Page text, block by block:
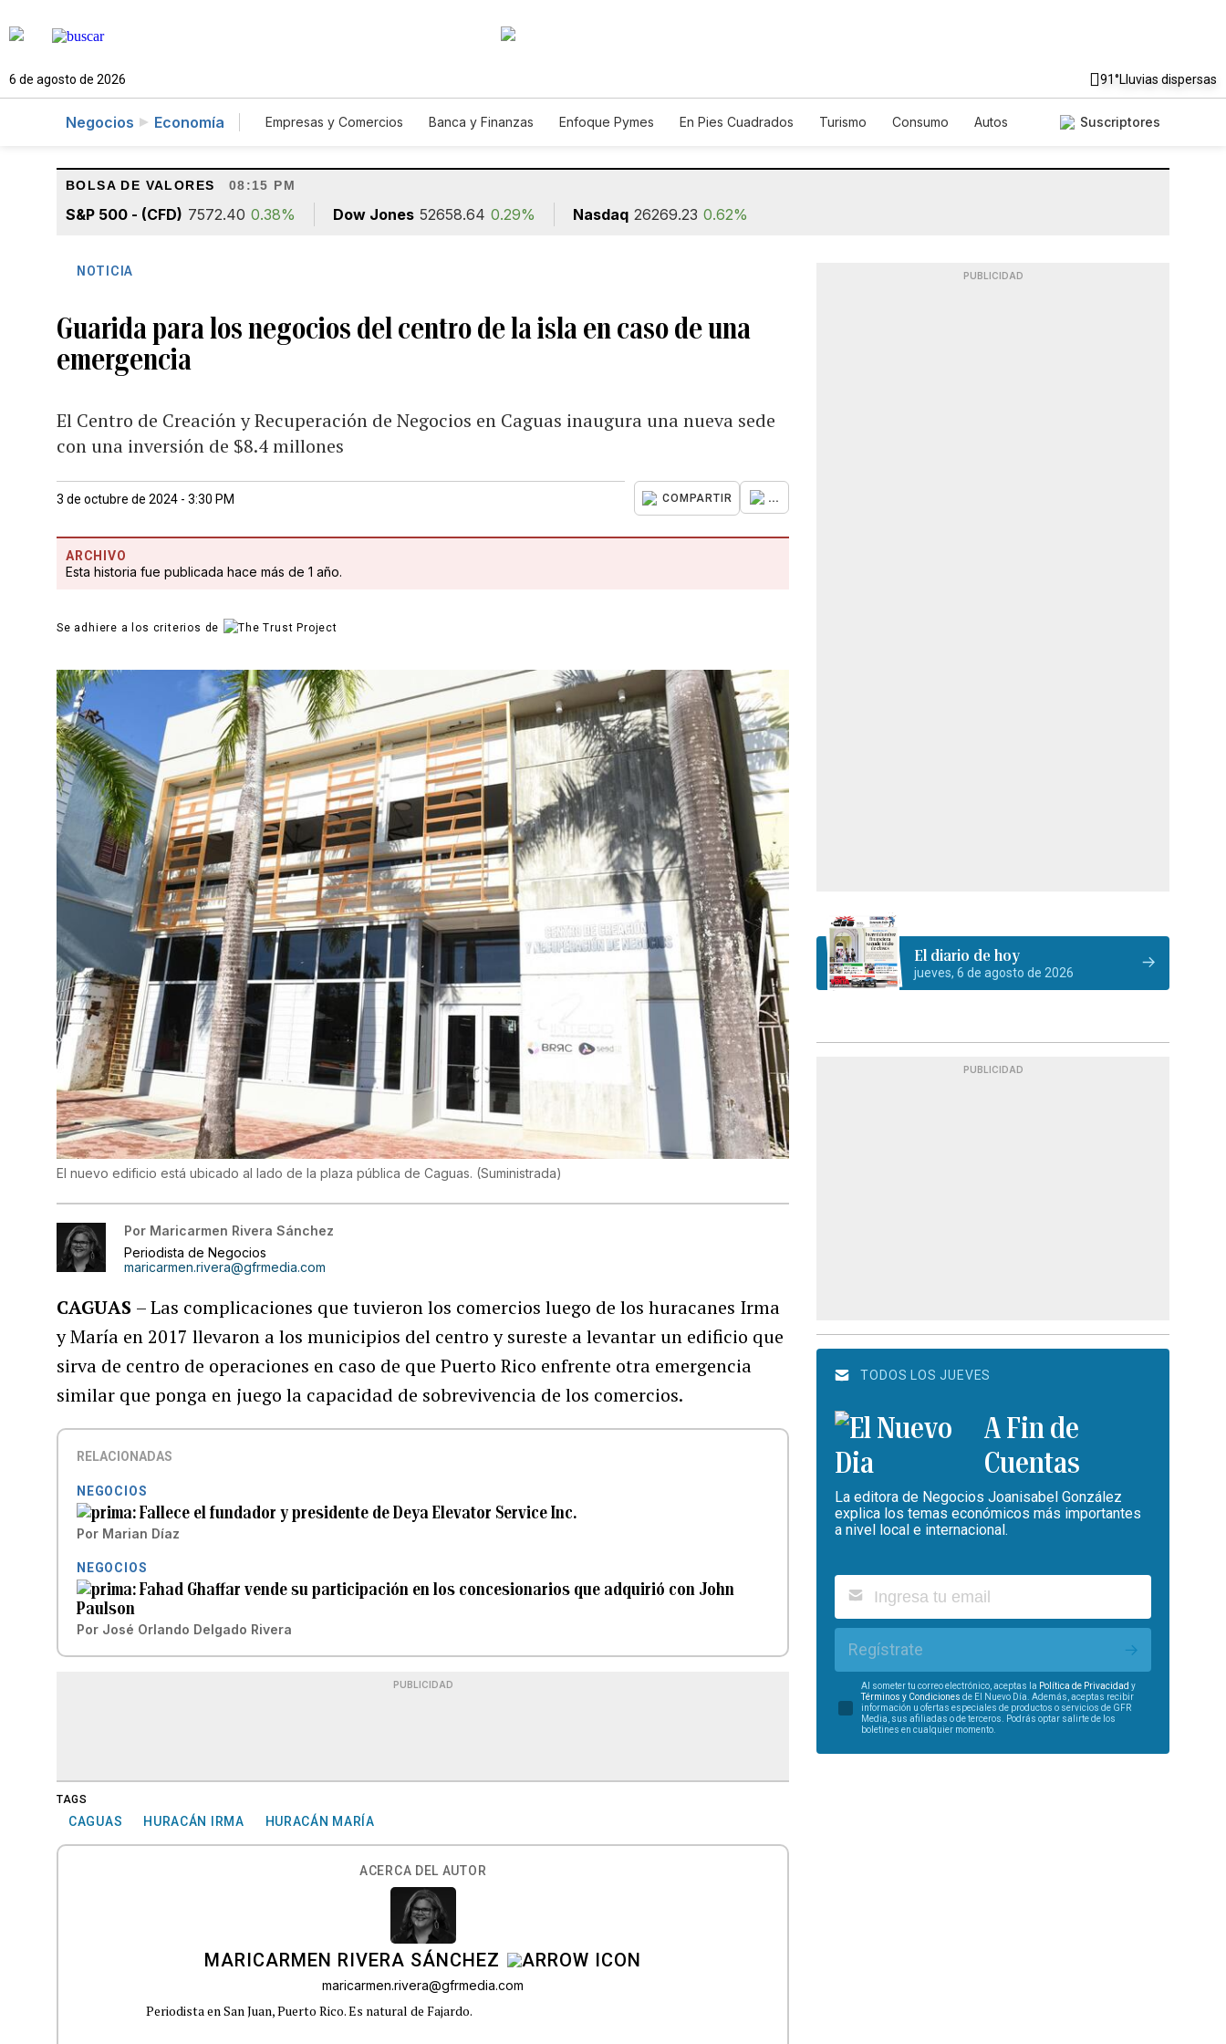
6 de agosto de 2026 91°Lluvias dispersas
Negocios Economía Empresas y Comercios Banca y Finanzas Enfoque Pymes En Pies Cuadrados Turismo Consumo
Autos
Suscriptores
BOLSA DE VALORES 08:15 PM
S&P 500 - (CFD) 7572.40 0.38% Dow Jones 52658.64 0.29% Nasdaq 26269.23 0.62%
NOTICIA
Guarida para los negocios del centro de la isla en caso de una
emergencia
El Centro de Creación y Recuperación de Negocios en Caguas inaugura una nueva sede
con una inversión de $8.4 millones
3 de octubre de 2024 - 3:30 PM COMPARTIR ...
ARCHIVO
Esta historia fue publicada hace más de 1 año.
Se adhiere a los criterios de
El nuevo edificio está ubicado al lado de la plaza pública de Caguas. (Suministrada)
Por Maricarmen Rivera Sánchez
Periodista de Negocios
maricarmen.rivera@gfrmedia.com
CAGUAS – Las complicaciones que tuvieron los comercios luego de los huracanes Irma
y María en 2017 llevaron a los municipios del centro y sureste a levantar un edificio que
sirva de centro de operaciones en caso de que Puerto Rico enfrente otra emergencia
similar que ponga en juego la capacidad de sobrevivencia de los comercios.
RELACIONADAS
NEGOCIOS
Fallece el fundador y presidente de Deya Elevator Service Inc.
Por Marian Díaz
NEGOCIOS
Fahad Ghaffar vende su participación en los concesionarios que adquirió con John
Paulson
Por José Orlando Delgado Rivera
PUBLICIDAD
TAGS
CAGUAS HURACÁN IRMA HURACÁN MARÍA
ACERCA DEL AUTOR
MARICARMEN RIVERA SÁNCHEZ
maricarmen.rivera@gfrmedia.com
Periodista en San Juan, Puerto Rico. Es natural de Fajardo.
PUBLICIDAD
El diario de hoy
jueves, 6 de agosto de 2026
PUBLICIDAD
TODOS LOS JUEVES
A Fin de
Cuentas
La editora de Negocios Joanisabel González
explica los temas económicos más importantes
a nivel local e internacional.
Regístrate
Al someter tu correo electrónico, aceptas la Política de Privacidad y
Términos y Condiciones de El Nuevo Día. Además, aceptas recibir
información u ofertas especiales de productos o servicios de GFR
Media, sus afiliadas o de terceros. Podrás optar salirte de los
boletines en cualquier momento.